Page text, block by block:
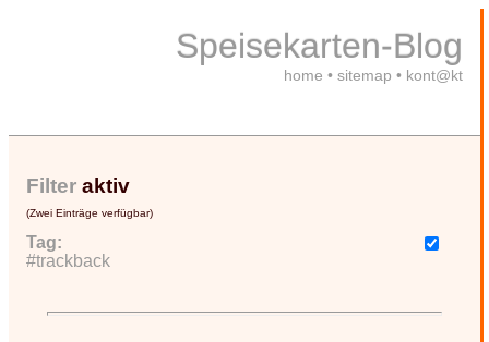
Speisekarten-Blog
home • sitemap • kont@kt
Filter aktiv
(Zwei Einträge verfügbar)
Tag:
#trackback